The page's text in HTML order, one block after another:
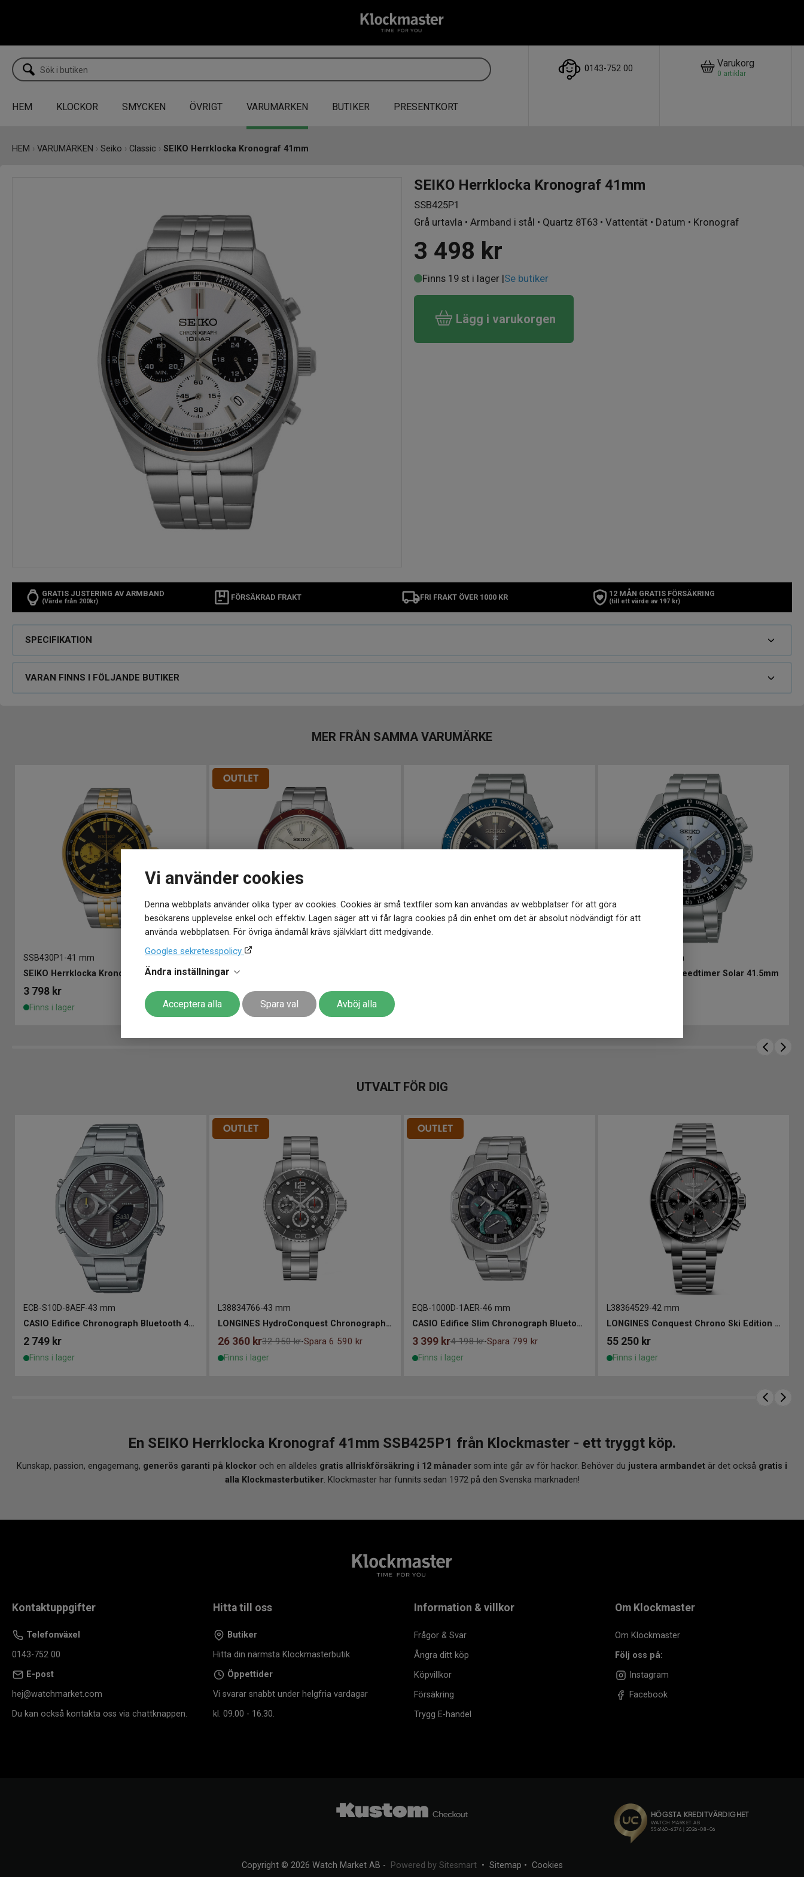
Vi använder cookies
Denna webbplats använder olika typer av cookies. Cookies är små textfiler som kan användas av webbplatser för att göra
besökarens upplevelse enkel och effektiv. Lagen säger att vi får lagra cookies på din enhet om det är absolut nödvändigt för att
använda webbplatsen. För övriga ändamål krävs självklart ditt medgivande.
Googles sekretesspolicy
Ändra inställningar
Acceptera alla Spara val Avböj alla
0143-752 00 Varukorg
0 artiklar
HEM KLOCKOR SMYCKEN ÖVRIGT VARUMÄRKEN BUTIKER PRESENTKORT
HEM › VARUMÄRKEN › Seiko › Classic › SEIKO Herrklocka Kronograf 41mm
SEIKO Herrklocka Kronograf 41mm
SSB425P1
Grå urtavla • Armband i stål • Quartz 8T63 • Vattentät • Datum • Kronograf
3 498 kr
Finns 19 st i lager |Se butiker
Lägg i varukorgen
GRATIS JUSTERING AV ARMBAND
(Värde från 200kr) FÖRSÄKRAD FRAKT FRI FRAKT ÖVER 1000 KR 12 MÅN GRATIS FÖRSÄKRING
(till ett värde av 197 kr)
SPECIFIKATION
VARAN FINNS I FÖLJANDE BUTIKER
MER FRÅN SAMMA VARUMÄRKE
SSB430P1 -41 mm
SEIKO Herrklocka Kronograf 41mm
3 798 kr
Finns i lager
SRPH93J1
SEIKO Presage Style 60s 41mm Ruby
6 298 kr6 998 kr-Spara 700 kr
Finns i lager
41.5 mm
SEIKO Prospex Speedtimer Solar 41.5mm
UTVALT FÖR DIG
ECB-S10D-8AEF-43 mm
CASIO Edifice Chronograph Bluetooth 43mm
2 749 kr
Finns i lager
L38834766-43 mm
LONGINES HydroConquest Chronograph 43mm
26 360 kr32 950 kr-Spara 6 590 kr
Finns i lager
EQB-1000D-1AER-46 mm
CASIO Edifice Slim Chronograph Bluetooth 46mm
3 399 kr4 198 kr-Spara 799 kr
Finns i lager
L38364529-42 mm
LONGINES Conquest Chrono Ski Edition 42mm
55 250 kr
Finns i lager
En SEIKO Herrklocka Kronograf 41mm SSB425P1 från Klockmaster - ett tryggt köp.
Kunskap, passion, engagemang, generös garanti på klockor och en alldeles gratis allriskförsäkring i 12 månader som inte går av för hackor. Behöver du justera armbandet är det också gratis i
alla Klockmasterbutiker. Klockmaster har funnits sedan 1972 på den Svenska marknaden!
Kontaktuppgifter
Telefonväxel
0143-752 00
E-post
hej@watchmarket.com
Du kan också kontakta oss via chattknappen.
Hitta till oss
Butiker
Hitta din närmsta Klockmasterbutik
Öppettider
Vi svarar snabbt under helgfria vardagar
kl. 09.00 - 16.30.
Information & villkor
Frågor & Svar
Ångra ditt köp
Köpvillkor
Försäkring
Trygg E-handel
Om Klockmaster
Om Klockmaster
Följ oss på:
Instagram
Facebook
Copyright © 2026 Watch Market AB - Powered by Sitesmart• Sitemap • Cookies